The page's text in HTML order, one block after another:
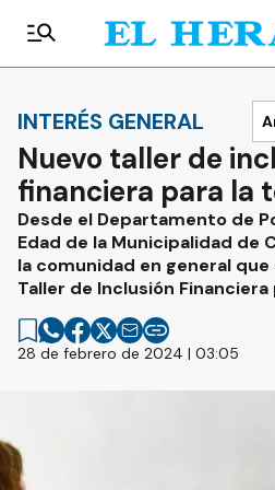
INTERÉS GENERAL
Nuevo taller de
financiera para la
Desde el Departamento de
Edad de la Municipalidad de
la comunidad en general
Taller de Inclusión Financiera
28 de febrero de 2024 | 03:05